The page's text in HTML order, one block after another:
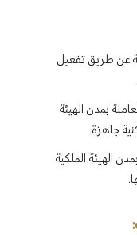
عن طريق تفعيل
بمدن الهيئة
جاهزة.
الهيئة الملكية